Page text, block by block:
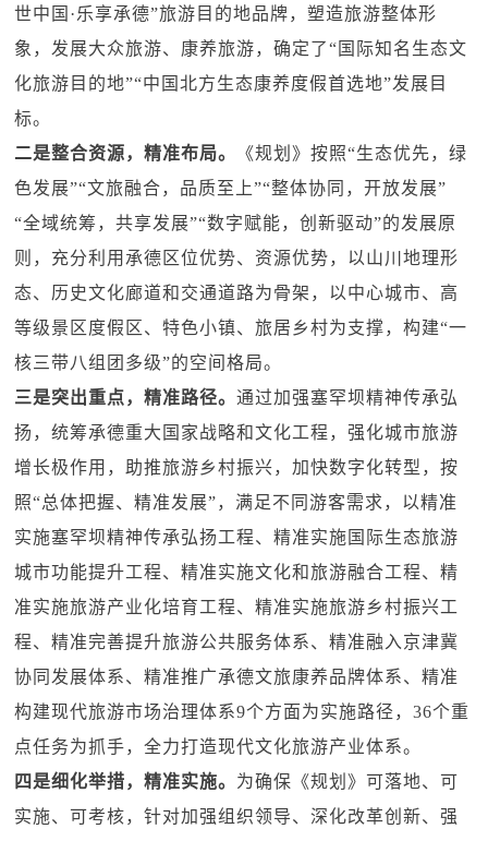
世中国·乐享承德”旅游目的地品牌，塑造旅游整体形
象，发展大众旅游、康养旅游，确定了“国际知名生态文
化旅游目的地”“中国北方生态康养度假首选地”发展目
标。
二是整合资源，精准布局。
《规划》按照“生态优先，绿
色发展”“文旅融合，品质至上”“整体协同，开放发展”
“全域统筹，共享发展”“数字赋能，创新驱动”的发展原
则，充分利用承德区位优势、资源优势，以山川地理形
态、历史文化廊道和交通道路为骨架，以中心城市、高
等级景区度假区、特色小镇、旅居乡村为支撑，构建“一
核三带八组团多级”的空间格局。
三是突出重点，精准路径。通过加强塞罕坝精神传承弘
扬，统筹承德重大国家战略和文化工程，强化城市旅游
增长极作用，助推旅游乡村振兴，加快数字化转型，按
照“总体把握、精准发展”，满足不同游客需求，以精准
实施塞罕坝精神传承弘扬工程、精准实施国际生态旅游
城市功能提升工程、精准实施文化和旅游融合工程、精
准实施旅游产业化培育工程、精准实施旅游乡村振兴工
程、精准完善提升旅游公共服务体系、精准融入京津冀
协同发展体系、精准推广承德文旅康养品牌体系、精准
构建现代旅游市场治理体系9个方面为实施路径，36个重
点任务为抓手，全力打造现代文化旅游产业体系。
四是细化举措，精准实施。 为确保《规划》可落地、可
实施、可考核，针对加强组织领导、深化改革创新、强